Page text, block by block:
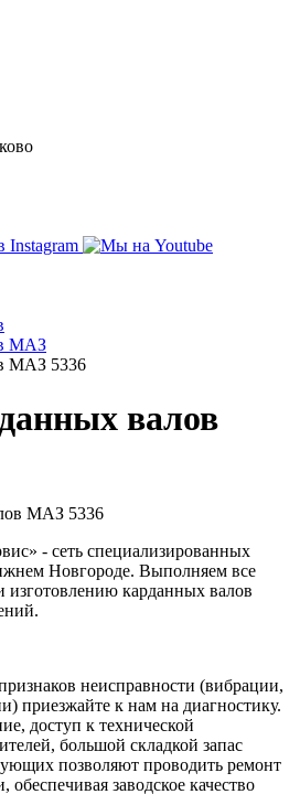
МАЗ
МАЗ 5336
валов
- сеть специализированных
Новгороде. Выполняем все
изготовлению карданных валов
неисправности (вибрации,
приезжайте к нам на диагностику.
доступ к технической
большой складкой запас
позволяют проводить ремонт
заводское качество